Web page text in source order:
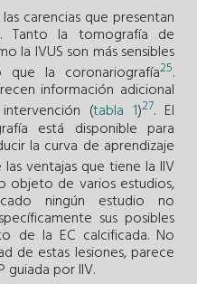
carencias que presentan
Tanto la tomografía de
la IVUS son más sensibles
la coronariografía25.
información adicional
(tabla 1)27. El
está disponible para
la curva de aprendizaje
las ventajas que tiene la IIV
objeto de varios estudios,
ningún estudio no
sus posibles
de la EC calcificada. No
de estas lesiones, parece
guiada por IIV.